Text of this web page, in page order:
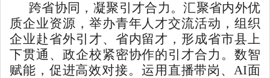
跨省协同，凝聚引才合力。汇聚省内外优
质企业资源，举办青年人才交流活动，组织
企业赴省外引才、省内留才，形成省市县上
下贯通、政企校紧密协作的引才合力。数智
赋能，促进高效对接。运用直播带岗、AI面